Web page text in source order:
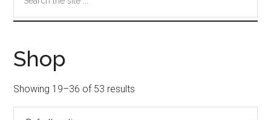
the
site
Shop
Showing 19–36 of 53 results